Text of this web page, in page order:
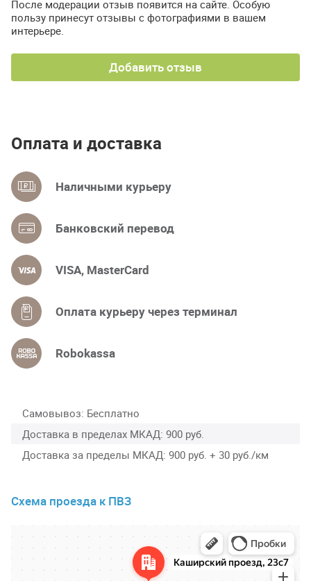
После модерации отзыв появится на сайте. Особую
пользу принесут отзывы с фотографиями в вашем
интерьере.
Добавить отзыв
Оплата и доставка
Наличными курьеру
Банковский перевод
VISA, MasterCard
Оплата курьеру через терминал
Robokassa
Самовывоз Бесплатно
Доставка в пределах МКАД 900 руб.
Доставка за пределы МКАД 900 руб. + 30 руб./км
Схема проезда к ПВЗ